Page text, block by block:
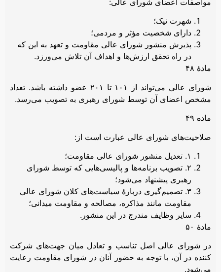
شهرت نیک؛
دارای شخصیت مؤثر و مردمی؛
پذیرش منشور شورای عالی مقاومت و تعهد به این که
در راه تحقق ارزش‌ها و اهداف آن تلاش می‌ورزد.
مادۀ ۴۸
شورای عالی می‌تواند از ۱۰۱ تا ۲۰۱ عضو داشته باشد. تعداد
مشخص اعضای آن توسط شورای رهبری به تصویب می‌رسد.
ماده ۴۹
صلاحیت‌های شورای عالی عبارت است از:
۱. تعدیل منشور شورای عالی مقاومت؛
۲. تصویب برنامه‌ها و پالیسی‌هایی که توسط شورای
رهبری پیشنهاد می‌شود؛
۳. تصمیم‌گیری دربارۀ سیاست‌های کلان شورای عالی
مقاومت مانند مذاکره، مصالحه و مقاومت میدانی؛
سایر وظایف مندرج در این منشور.
مادۀ ۵۰
در شورای عالی اصل تناسب و تعادل میان جهت‌های شرکت
کننده در آن، با توجه به حضور آنان در شورای مقاومت رعایت
می‌شود.